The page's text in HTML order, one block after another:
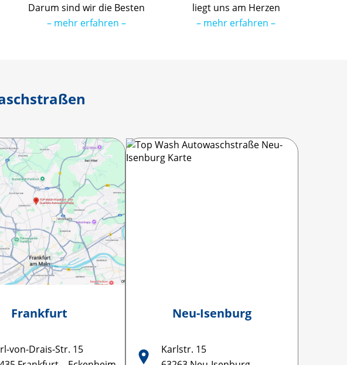
Darum sind wir die Besten
– mehr erfahren –
liegt uns am Herzen
– mehr erfahren –
Frankfurt
von-Drais-Str. 15
Neu-Isenburg
Karlstr. 15